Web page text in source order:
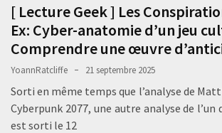
[ Lecture Geek ] Les
Ex: Cyber-anatomie d’un jeu
Comprendre une œuvre
YoannRatcliffe 21 septembre 2025
Sorti en même temps que l’analyse de
Cyberpunk 2077, une autre analyse de l’un
est sorti le 12